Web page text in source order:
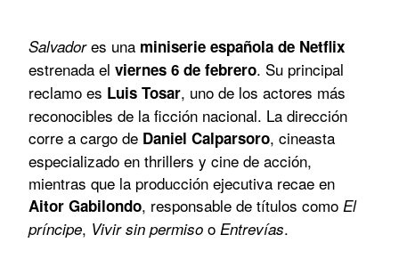
Salvadores una miniserie española de Netflix
estrenada el viernes 6 de febrero. Su principal
reclamo es Luis Tosar, uno de los actores más
reconocibles de la ficción nacional. La dirección
corre a cargo de Daniel Calparsoro, cineasta
especializado en thrillers y cine de acción,
mientras que la producción ejecutiva recae en
Aitor Gabilondo, responsable de títulos como El
príncipe, Vivir sin permiso o Entrevías.